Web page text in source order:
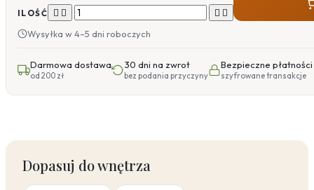
ILOŚĆ    
Wysyłka w 4–5 dni roboczych
Darmowa dostawa
od 200 zł
30 dni na zwrot
bez podania przyczyny
Bezpieczne płatności
szyfrowane transakcje
Dopasuj do wnętrza